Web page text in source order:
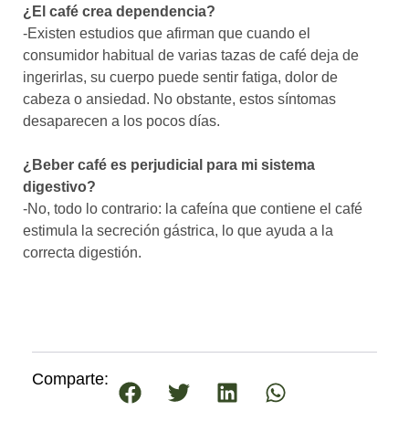
¿El café crea dependencia?
-Existen estudios que afirman que cuando el
consumidor habitual de varias tazas de café deja de
ingerirlas, su cuerpo puede sentir fatiga, dolor de
cabeza o ansiedad. No obstante, estos síntomas
desaparecen a los pocos días.
¿Beber café es perjudicial para mi sistema
digestivo?
-No, todo lo contrario: la cafeína que contiene el café
estimula la secreción gástrica, lo que ayuda a la
correcta digestión.
Comparte: